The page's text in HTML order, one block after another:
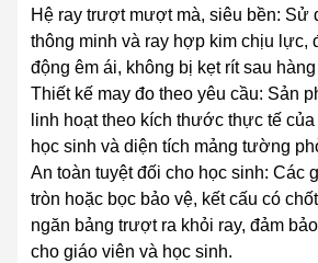
Hệ ray trượt mượt mà, siêu bền: Sử
thông minh và ray hợp kim chịu lực,
động êm ái, không bị kẹt rít sau
Thiết kế may đo theo yêu cầu: Sản
linh hoạt theo kích thước thực tế
học sinh và diện tích mảng tường
An toàn tuyệt đối cho học sinh: Các
tròn hoặc bọc bảo vệ, kết cấu có
ngăn bảng trượt ra khỏi ray, đảm
cho giáo viên và học sinh.